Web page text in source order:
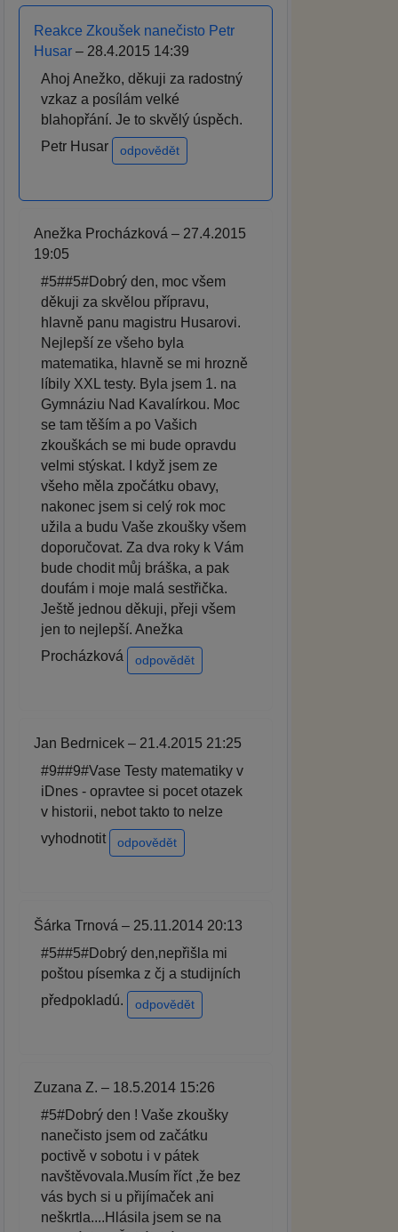
Reakce Zkoušek nanečisto Petr
Husar – 28.4.2015 14:39
Ahoj Anežko, děkuji za radostný
vzkaz a posílám velké
blahopřání. Je to skvělý úspěch.
Petr Husar
odpovědět
Anežka Procházková – 27.4.2015
19:05
#5##5#Dobrý den, moc všem
děkuji za skvělou přípravu,
hlavně panu magistru Husarovi.
Nejlepší ze všeho byla
matematika, hlavně se mi hrozně
líbily XXL testy. Byla jsem 1. na
Gymnáziu Nad Kavalírkou. Moc
se tam těším a po Vašich
zkouškách se mi bude opravdu
velmi stýskat. I když jsem ze
všeho měla zpočátku obavy,
nakonec jsem si celý rok moc
užila a budu Vaše zkoušky všem
doporučovat. Za dva roky k Vám
bude chodit můj bráška, a pak
doufám i moje malá sestřička.
Ještě jednou děkuji, přeji všem
jen to nejlepší. Anežka
Procházková
odpovědět
Jan Bedrnicek – 21.4.2015 21:25
#9##9#Vase Testy matematiky v
iDnes - opravtee si pocet otazek
v historii, nebot takto to nelze
vyhodnotit
odpovědět
Šárka Trnová – 25.11.2014 20:13
#5##5#Dobrý den,nepřišla mi
poštou písemka z čj a studijních
předpokladú.
odpovědět
Zuzana Z. – 18.5.2014 15:26
#5#Dobrý den ! Vaše zkoušky
nanečisto jsem od začátku
poctivě v sobotu i v pátek
navštěvovala.Musím říct ,že bez
vás bych si u přijímaček ani
neškrtla....Hlásila jsem se na